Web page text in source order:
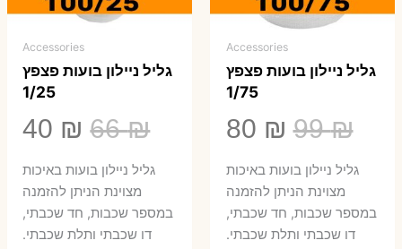
Accessories
גליל ניילון בועות פצפץ
1/75
99₪
המחיר
המקורי
היה:
99 ₪.
80 ₪
הנוכחיגליל ניילון בועות באיכות
מצוינת הניתן להזמנה
במספר שכבות, חד שכבתי,
דו שכבתי ותלת שכבתי.
Accessories
גליל ניילון בועות פצפץ
1/25
66₪
המחיר
המקורי
היה:
66 ₪.
40 ₪
₪.
גליל ניילון בועות באיכות
מצוינת הניתן להזמנה
במספר שכבות, חד שכבתי,
דו שכבתי ותלת שכבתי.